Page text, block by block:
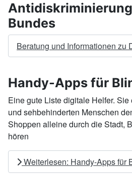
Bundes
Beratung und Informationen zu
Handy-Apps für
Eine gute Liste digitale Helfer.
und sehbehinderten Menschen
Shoppen alleine durch die Stadt,
hören
Weiterlesen: Handy-Apps für